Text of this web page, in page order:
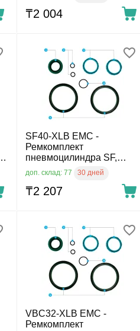
₸2 004
SF40-XLB EMC -
Ремкомплект
пневмоцилиндра SF,
диам. 40 мм
доп. склад: 77 30 дней
₸2 207
VBC32-XLB EMC -
Ремкомплект